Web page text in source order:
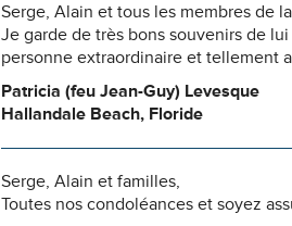
Serge, Alain et tous les membres de
Je garde de très bons souvenirs de
personne extraordinaire et tellement
Patricia (feu Jean-Guy) Levesque
Hallandale Beach, Floride
Serge, Alain et familles,
Toutes nos condoléances et soyez